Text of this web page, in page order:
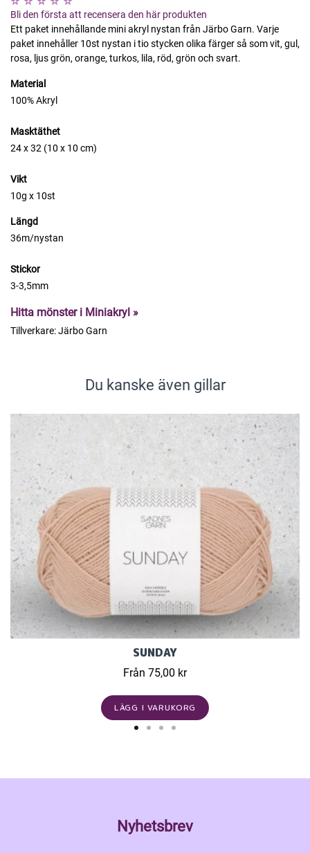
Bli den första att recensera den här produkten
Ett paket innehållande mini akryl nystan från Järbo Garn. Varje
paket innehåller 10st nystan i tio stycken olika färger så som vit, gul,
rosa, ljus grön, orange, turkos, lila, röd, grön och svart.
Material
100% Akryl
Masktäthet
24 x 32 (10 x 10 cm)
Vikt
10g x 10st
Längd
36m/nystan
Stickor
3-3,5mm
Hitta mönster i Miniakryl »
Tillverkare:Järbo Garn
Du kanske även gillar
SUNDAY
Från 75,00 kr
LÄGG I VARUKORG
Nyhetsbrev